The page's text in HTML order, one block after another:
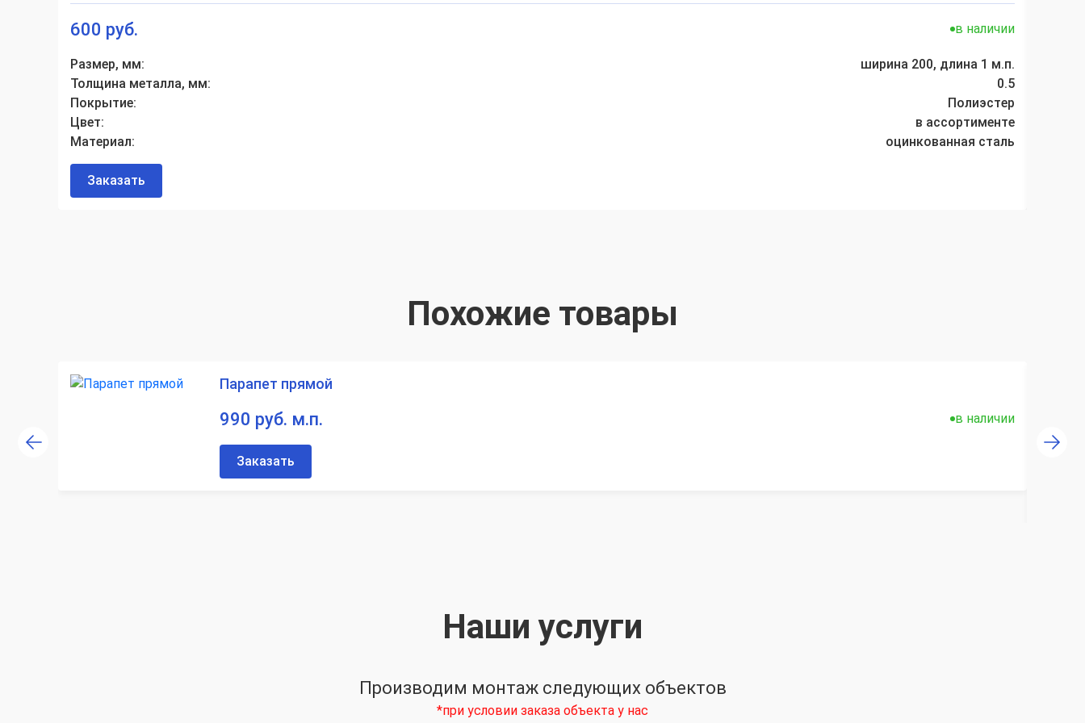
600 руб. в наличии
Размер, мм:
ширина 200, длина 1 м.п.
Толщина металла, мм:
0.5
Покрытие:
Полиэстер
Цвет:
в ассортименте
Материал:
оцинкованная сталь
Заказать
Похожие товары
Парапет прямой
990 руб. м.п. в наличии
Заказать
Наши услуги
Производим монтаж следующих объектов
*при условии заказа объекта у нас